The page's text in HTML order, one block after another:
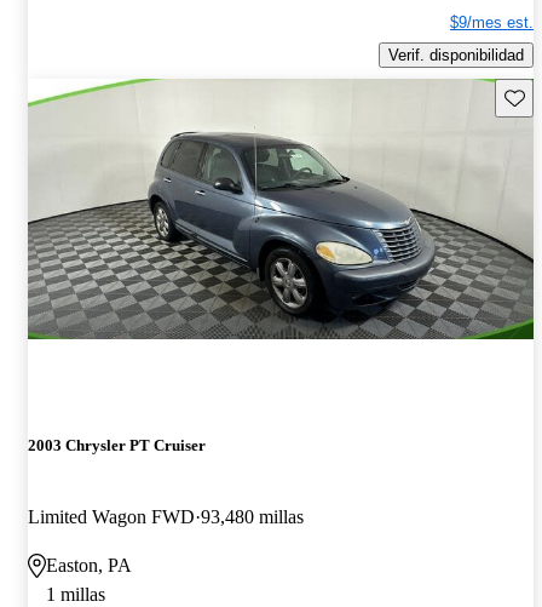
$9/mes est.
Verif. disponibilidad
2003 Chrysler PT Cruiser
Limited Wagon FWD 93,480 millas
Easton, PA
1 millas